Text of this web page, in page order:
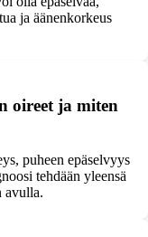
ja äänenkorkeus
oireet ja miten
puheen epäselvyys
tehdään yleensä
avulla.